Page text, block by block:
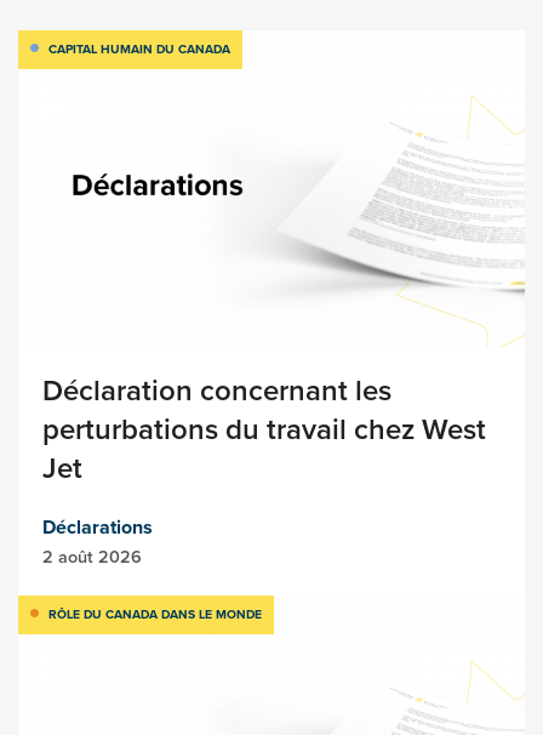
CAPITAL HUMAIN DU CANADA
Déclaration concernant les
perturbations du travail chez West
Jet
Déclarations
2 août 2026
RÔLE DU CANADA DANS LE MONDE